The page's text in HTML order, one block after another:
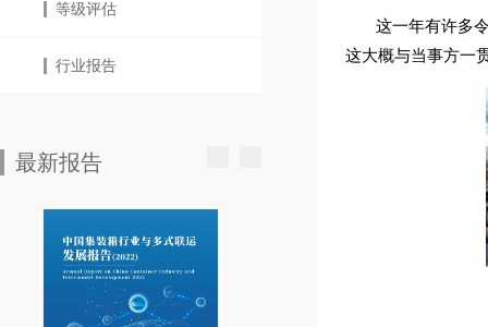
等级评估
行业报告
最新报告
这一年有许多
这大概与当事方一